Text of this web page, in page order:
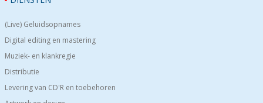
(Live) Geluidsopnames
Digital editing en mastering
Muziek- en klankregie
Distributie
Levering van CD'R en toebehoren